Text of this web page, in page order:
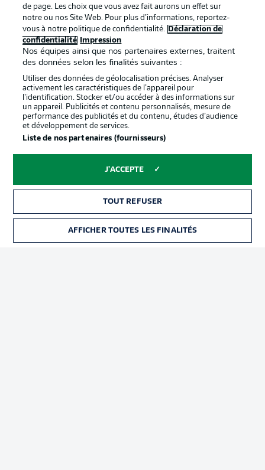
Proposé par
services
Mentions Légales Gérer mes préférences
Diffuseurs
Travaux Contact
de page. Les choix que vous avez fait aurons un effet sur
notre ou nos Site Web. Pour plus d’informations, reportez-
vous à notre politique de confidentialité.
Déclaration de
confidentialité
Impression
Nos équipes ainsi que nos partenaires externes, traitent
des données selon les finalités suivantes :
Utiliser des données de géolocalisation précises. Analyser
activement les caractéristiques de l’appareil pour
l’identification. Stocker et/ou accéder à des informations sur
un appareil. Publicités et contenu personnalisés, mesure de
performance des publicités et du contenu, études d’audience
et développement de services.
Liste de nos partenaires (fournisseurs)
J'ACCEPTE
TOUT REFUSER
AFFICHER TOUTES LES FINALITÉS